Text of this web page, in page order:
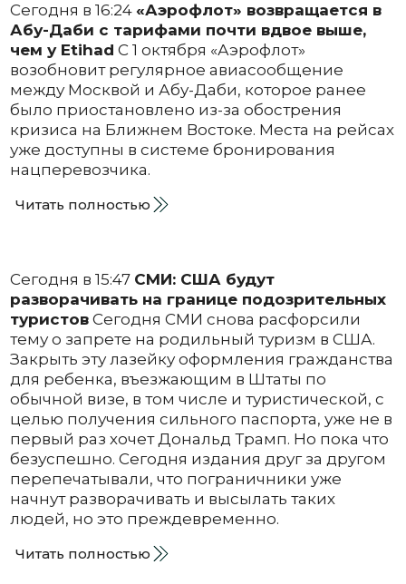
Сегодня в 16:24 «Аэрофлот» возвращается в
Абу-Даби с тарифами почти вдвое выше,
чем у Etihad С 1 октября «Аэрофлот»
возобновит регулярное авиасообщение
между Москвой и Абу-Даби, которое ранее
было приостановлено из-за обострения
кризиса на Ближнем Востоке. Места на рейсах
уже доступны в системе бронирования
нацперевозчика.
Читать полностью
Сегодня в 15:47 СМИ: США будут
разворачивать на границе подозрительных
туристовСегодня СМИ снова расфорсили
тему о запрете на родильный туризм в США.
Закрыть эту лазейку оформления гражданства
для ребенка, въезжающим в Штаты по
обычной визе, в том числе и туристической, с
целью получения сильного паспорта, уже не в
первый раз хочет Дональд Трамп. Но пока что
безуспешно. Сегодня издания друг за другом
перепечатывали, что пограничники уже
начнут разворачивать и высылать таких
людей, но это преждевременно.
Читать полностью